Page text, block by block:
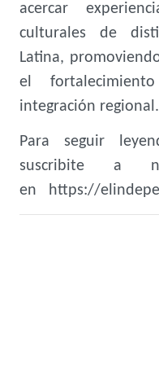
acercar
culturales de
Latina,
el
integración regional.
Para seguir
suscribite a
en https://